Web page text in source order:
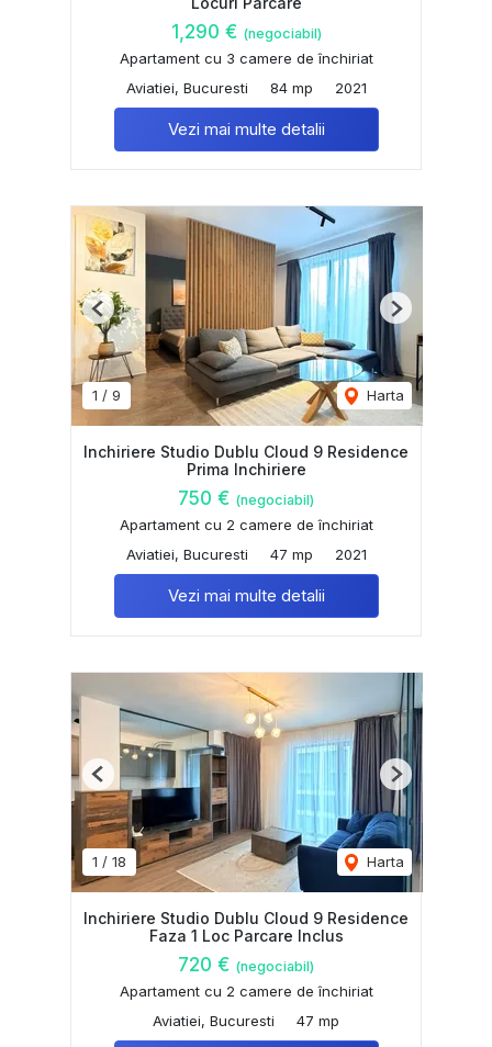
1,290 € (negociabil)
Apartament cu 3 camere de închiriat
Aviatiei, Bucuresti
84 mp 2021
Vezi mai multe detalii
1 / 9 Harta
Previous Next
Inchiriere Studio Dublu Cloud 9 Residence
Prima Inchiriere
750 € (negociabil)
Apartament cu 2 camere de închiriat
Aviatiei, Bucuresti
47 mp 2021
Vezi mai multe detalii
1 / 18 Harta
Previous Next
Inchiriere Studio Dublu Cloud 9 Residence
Faza 1 Loc Parcare Inclus
720 € (negociabil)
Apartament cu 2 camere de închiriat
Aviatiei, Bucuresti
47 mp